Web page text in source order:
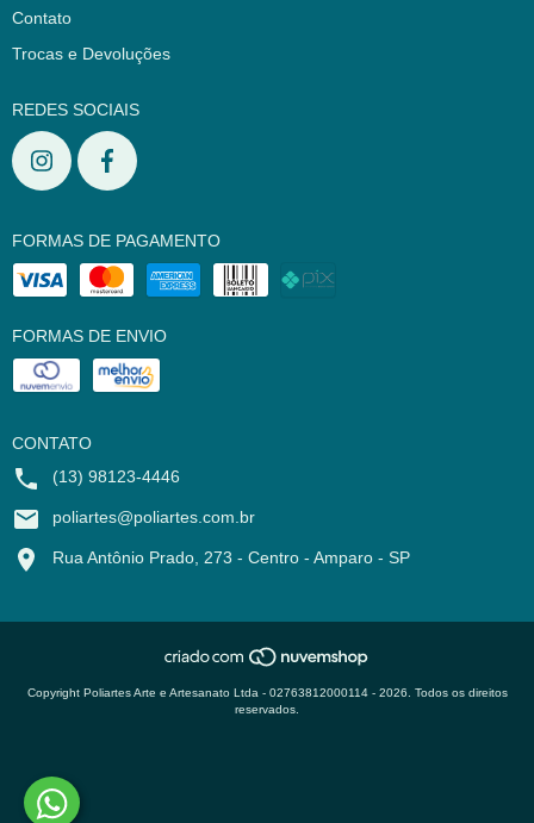
Contato
Trocas e Devoluções
REDES SOCIAIS
FORMAS DE PAGAMENTO
FORMAS DE ENVIO
CONTATO
(13) 98123-4446
poliartes@poliartes.com.br
Rua Antônio Prado, 273 - Centro - Amparo - SP
Copyright Poliartes Arte e Artesanato Ltda - 02763812000114 - 2026. Todos os direitos
reservados.